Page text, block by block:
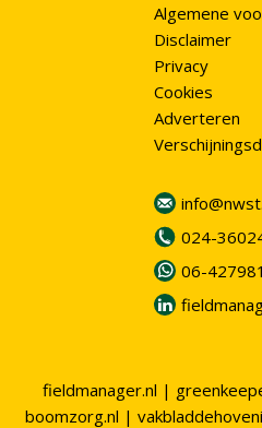
Algemene
Disclaimer
Privacy
Cookies
Adverteren
024-
06-
fieldmanager.nl |
boomzorg.nl |